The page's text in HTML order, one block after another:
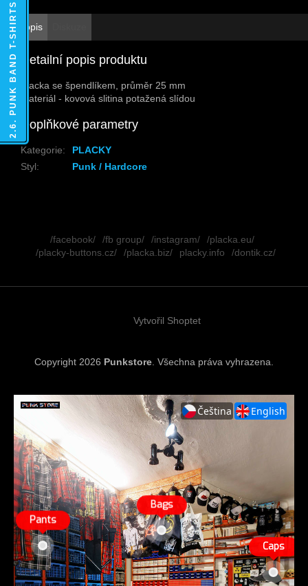
Popis
Detailní popis produktu
Placka se špendlíkem, průměr 25 mm
Materiál - kovová slitina potažená slídou
Doplňkové parametry
Kategorie:
PLACKY
Styl: Punk / Hardcore
/facebook/ /fb group/ /instagram/
/placka.eu/
/placky-buttons.cz/
/placka.biz/ placky.info /dontik.cz/
Vytvořil Shoptet
Copyright 2026 Punkstore . Všechna práva vyhrazena.
2.6. PUNK BAND T-SHIRTS